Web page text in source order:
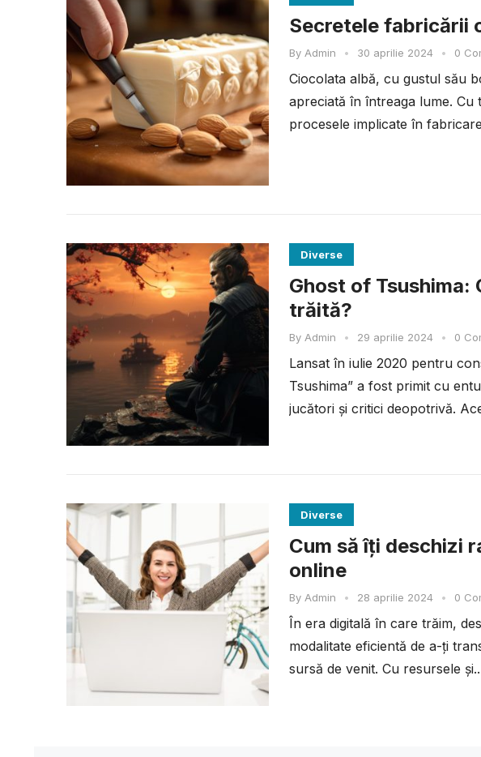
Secretele fabricării
By Admin • 30 aprilie 2024 • 0
Ciocolata albă, cu gustul său
apreciată în întreaga lume. Cu
procesele implicate în
Diverse
Ghost of Tsushima:
trăită?
By Admin • 29 aprilie 2024 • 0
Lansat în iulie 2020 pentru
Tsushima” a fost primit cu
jucători și critici deopotrivă.
Diverse
Cum să îți deschizi
online
By Admin • 28 aprilie 2024 • 0
În era digitală în care trăim,
modalitate eficientă de a-ți
sursă de venit. Cu resursele